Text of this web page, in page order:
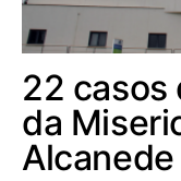
22 casos
da
Alcanede